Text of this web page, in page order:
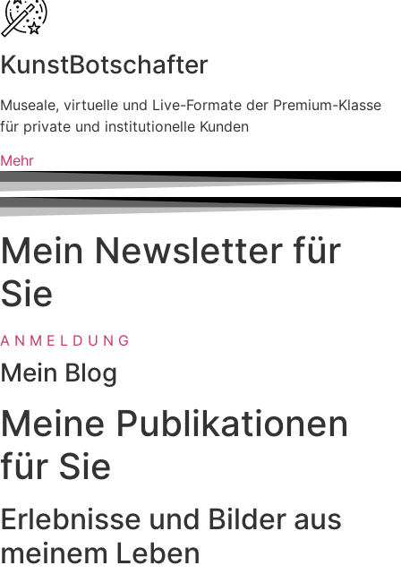
KunstBotschafter
Museale, virtuelle und Live-Formate der Premium-Klasse
für private und institutionelle Kunden
Mehr
Mein Newsletter für
Sie
A N M E L D U N G
Mein Blog
Meine Publikationen
für Sie
Erlebnisse und Bilder aus
meinem Leben